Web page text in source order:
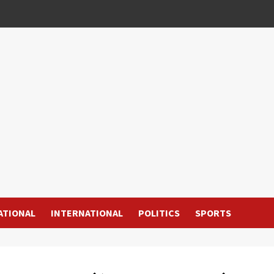
INTERNATIONAL POLITICS SPORTS